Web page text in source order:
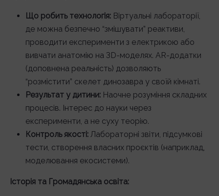
Що робить технологія: Віртуальні лабораторії,
де можна безпечно “змішувати” реактиви,
проводити експерименти з електрикою або
вивчати анатомію на 3D-моделях. AR-додатки
(доповнена реальність) дозволяють
“розмістити” скелет динозавра у своїй кімнаті.
Результат у дитини: Наочне розуміння складних
процесів. Інтерес до науки через
експерименти, а не суху теорію.
Контроль якості: Лабораторні звіти, підсумкові
тести, створення власних проєктів (наприклад,
моделювання екосистеми).
Історія та Громадянська освіта: